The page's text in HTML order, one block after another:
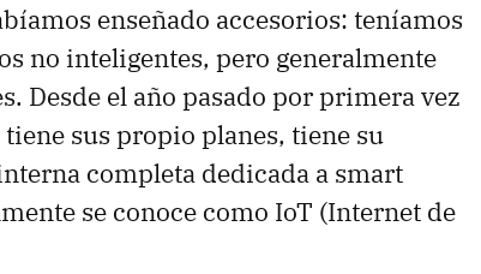
enseñado accesorios: teníamos
no inteligentes, pero generalmente
Desde el año pasado por primera vez
sus propio planes, tiene su
completa dedicada a smart
se conoce como IoT (Internet de